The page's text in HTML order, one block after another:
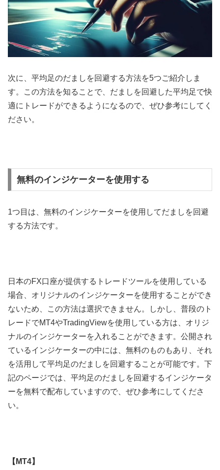
次に、平均足のだましを回避する方法を5つご紹介しま
す。この方法を知ることで、だましを回避した平均足で快
適にトレードができるようになるので、ぜひ参考にしてく
ださい。
無料のインジケーターを使用する
1つ目は、無料のインジケーターを使用してだましを回避
する方法です。
日本のFX 口座が提供するトレードツールを使用している
場合、オリジナルのインジケーターを使用することができ
ないため、この方法は選択できません。しかし、普段のト
レードでMT4やTradingViewを使用している方は、オリジ
ナルのインジケーターを入れることができます。公開され
ているインジケーターの中には、無料のものもあり、それ
を活用して平均足のだましを回避することが可能です。下
記のページでは、平均足のだましを回避するインジケータ
ーを無料で配布していますので、ぜひ参考にしてくださ
い。
【MT4】